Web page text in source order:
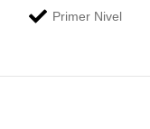
Primer Nivel